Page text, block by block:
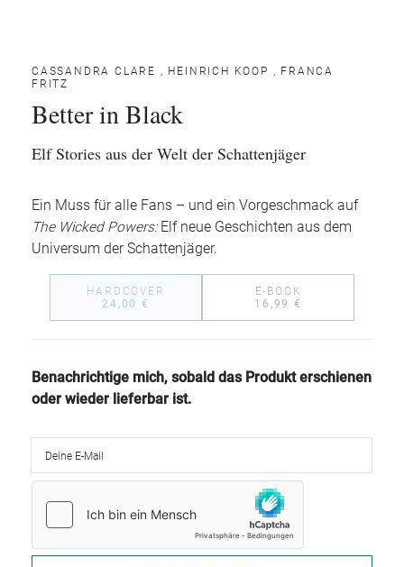
CASSANDRA CLARE , HEINRICH KOOP , FRANCA
FRITZ
Better in Black
Elf Stories aus der Welt der Schattenjäger
Ein Muss für alle Fans – und ein Vorgeschmack auf
The Wicked Powers: Elf neue Geschichten aus dem
Universum der Schattenjäger.
HARDCOVER
24,00 €
E-BOOK
16,99 €
Benachrichtige mich, sobald das Produkt erschienen
oder wieder lieferbar ist.